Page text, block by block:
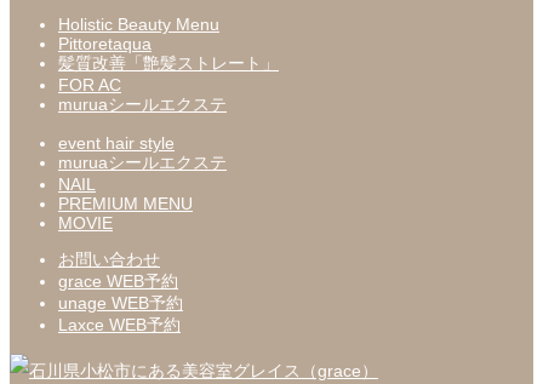
Holistic Beauty Menu
Pittoretaqua
髪質改善「艶髪ストレート」
FOR AC
muruaシールエクステ
event hair style
muruaシールエクステ
NAIL
PREMIUM MENU
MOVIE
お問い合わせ
grace WEB予約
unage WEB予約
Laxce WEB予約